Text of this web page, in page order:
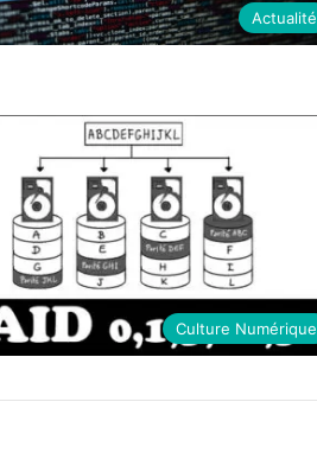
Actualité
Culture Numérique